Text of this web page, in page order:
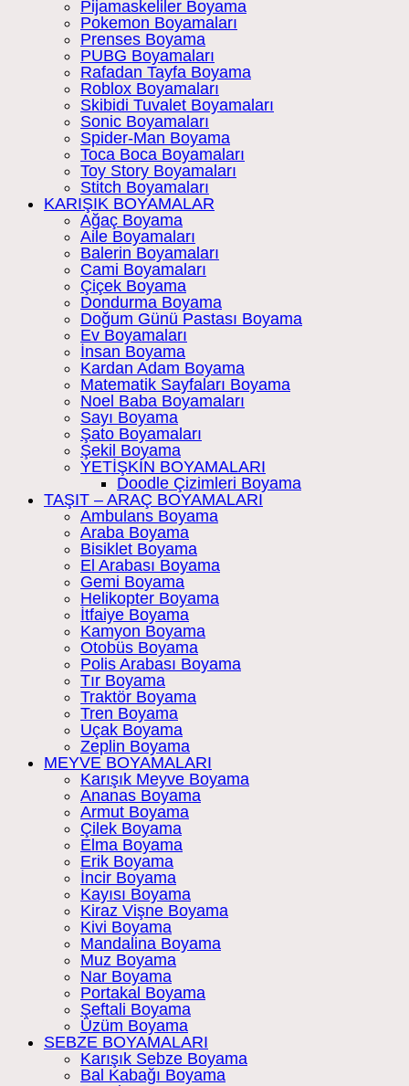
Pijamaskeliler Boyama
Pokemon Boyamaları
Prenses Boyama
PUBG Boyamaları
Rafadan Tayfa Boyama
Roblox Boyamaları
Skibidi Tuvalet Boyamaları
Sonic Boyamaları
Spider-Man Boyama
Toca Boca Boyamaları
Toy Story Boyamaları
Stitch Boyamaları
KARIŞIK BOYAMALAR
Ağaç Boyama
Aile Boyamaları
Balerin Boyamaları
Cami Boyamaları
Çiçek Boyama
Dondurma Boyama
Doğum Günü Pastası Boyama
Ev Boyamaları
İnsan Boyama
Kardan Adam Boyama
Matematik Sayfaları Boyama
Noel Baba Boyamaları
Sayı Boyama
Şato Boyamaları
Şekil Boyama
YETİŞKİN BOYAMALARI
Doodle Çizimleri Boyama
TAŞIT – ARAÇ BOYAMALARI
Ambulans Boyama
Araba Boyama
Bisiklet Boyama
El Arabası Boyama
Gemi Boyama
Helikopter Boyama
İtfaiye Boyama
Kamyon Boyama
Otobüs Boyama
Polis Arabası Boyama
Tır Boyama
Traktör Boyama
Tren Boyama
Uçak Boyama
Zeplin Boyama
MEYVE BOYAMALARI
Karışık Meyve Boyama
Ananas Boyama
Armut Boyama
Çilek Boyama
Elma Boyama
Erik Boyama
İncir Boyama
Kayısı Boyama
Kiraz Vişne Boyama
Kivi Boyama
Mandalina Boyama
Muz Boyama
Nar Boyama
Portakal Boyama
Şeftali Boyama
Üzüm Boyama
SEBZE BOYAMALARI
Karışık Sebze Boyama
Bal Kabağı Boyama